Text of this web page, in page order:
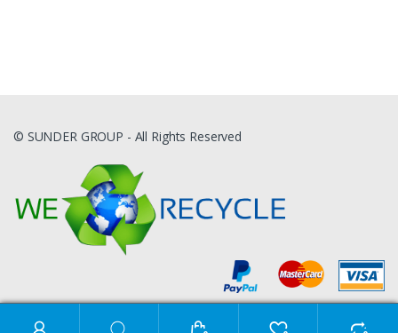
© SUNDER GROUP - All Rights Reserved
Ieškoti: